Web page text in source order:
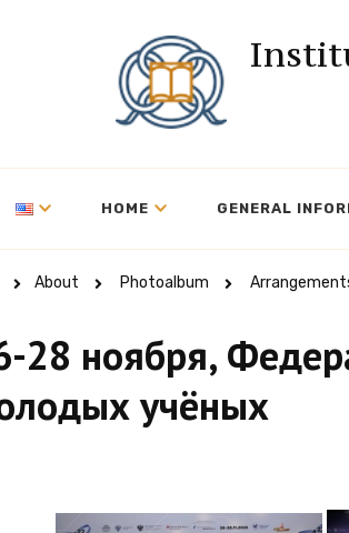
HOME GENERAL
About Photoalbum
28 ноября,
учёных